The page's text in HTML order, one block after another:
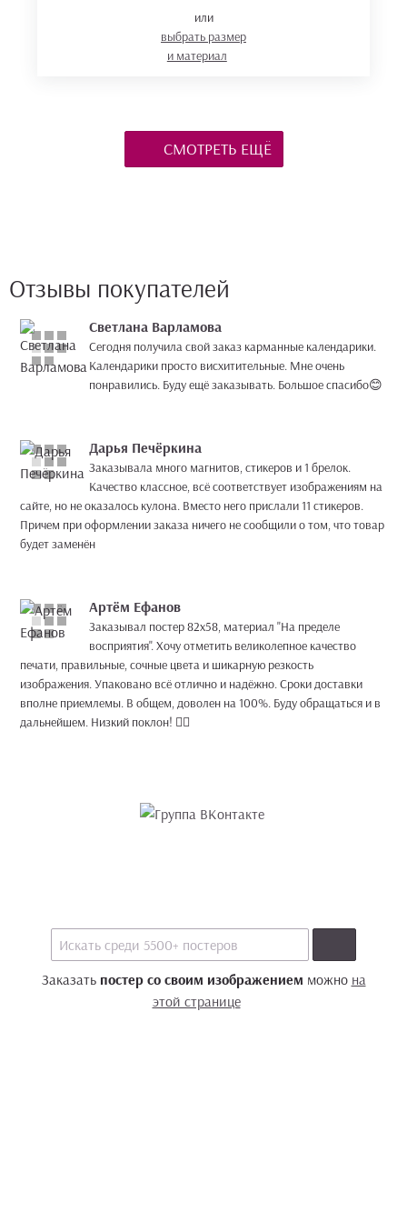
или
выбрать размер
и материал
СМОТРЕТЬ ЕЩЁ
Отзывы покупателей
Светлана Варламова
Сегодня получила свой заказ карманные календарики.
Календарики просто висхитительные. Мне очень
понравились. Буду ещё заказывать. Большое спасибо😊
Дарья Печёркина
Заказывала много магнитов, стикеров и 1 брелок.
Качество классное, всё соответствует изображениям на
сайте, но не оказалось кулона. Вместо него прислали 11 стикеров.
Причем при оформлении заказа ничего не сообщили о том, что товар
будет заменён
Артём Ефанов
Заказывал постер 82х58, материал "На пределе
восприятия". Хочу отметить великолепное качество
печати, правильные, сочные цвета и шикарную резкость
изображения. Упаковано всё отлично и надёжно. Сроки доставки
вполне приемлемы. В общем, доволен на 100%. Буду обращаться и в
дальнейшем. Низкий поклон! 👍🏻
Заказать постер со своим изображением можно на
этой странице